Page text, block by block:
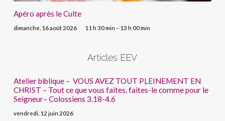
Apéro après le Culte
dimanche, 16 août 2026 11 h 30 min – 13 h 00 min
Articles EEV
Atelier biblique – VOUS AVEZ TOUT PLEINEMENT EN
CHRIST – Tout ce que vous faites, faites-le comme pour le
Seigneur– Colossiens 3.18-4.6
vendredi, 12 juin 2026